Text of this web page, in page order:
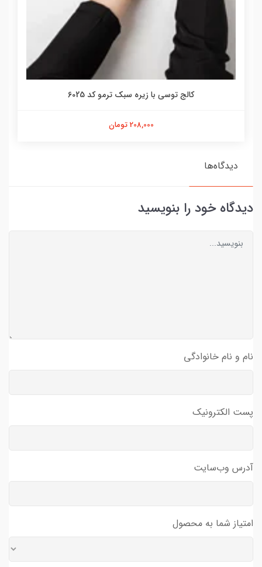
کالج توسی با زیره سبک ترمو کد 6025
208,000 تومان
دیدگاه‌ها
دیدگاه خود را بنویسید
نام و نام خانوادگی
پست الکترونیک
آدرس وب‌سایت
امتیاز شما به محصول